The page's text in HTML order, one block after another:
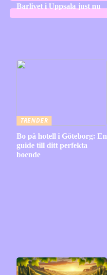
Barlivet i Uppsala just nu
TRENDER
Bo på hotell i Göteborg: En
guide till ditt perfekta
boende